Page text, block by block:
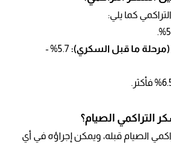
كما يلي:
ما قبل السكري):
5.7% -
الصيام؟
الصيام قبله، ويمكن إجراؤه في أي